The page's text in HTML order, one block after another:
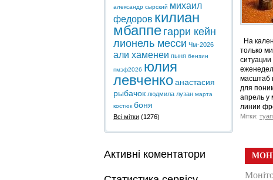
На
только
масштаб
для
апрель у
линии
Мітки:
александр сырский михаил
федоров килиан
мбаппе гарри кейн
лионель месси Чм-2026
али хаменеи пыня бензин
пмэф2026 юлия
левченкоанастасия
рыбачок людмила лузан марта
костюк боня
Всі мітки (1276)
Активні коментатори